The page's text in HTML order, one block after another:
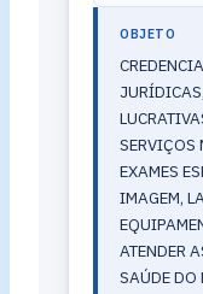
OBJETO
SERVIÇOS
EXAMES
IMAGEM,
ATENDER
SAÚDE DO